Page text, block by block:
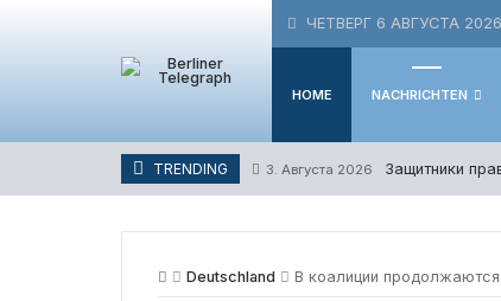
ЧЕТВЕРГ 6 АВГУСТА 2026
HOME NACHRICHTEN
TRENDING 3. Августа 2026 Защитники
Deutschland В коалиции